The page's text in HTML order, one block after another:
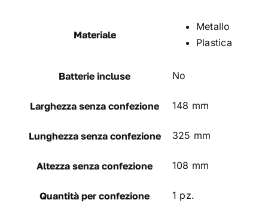
Materiale
Metallo
Plastica
Batterie incluse No
Larghezza senza confezione 148 mm
Lunghezza senza confezione 325 mm
Altezza senza confezione 108 mm
Quantità per confezione 1 pz.